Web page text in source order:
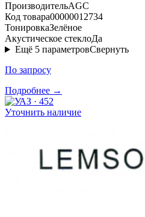
ПроизводительAGC
Код товара00000012734
ТонировкаЗелёное
Акустическое стеклоДа
Ещё 5 параметровСвернуть
По запросу
Подробнее →
Уточнить наличие